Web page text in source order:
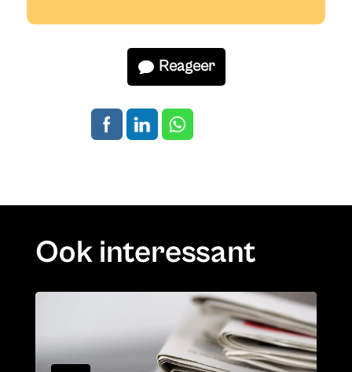
Reageer
Ook interessant